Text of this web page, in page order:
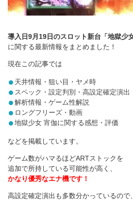
導入日9月19日のスロット新台「地獄少
に関する最新情報をまとめました！
現在この記事では
天井情報・狙い目・ヤメ時
スペック・設定判別・高設定確定演出
解析情報・ゲーム性解説
ロングフリーズ・動画
地獄少女 宵伽に関する感想・評価
などを掲載しています。
ゲーム数がハマるほどARTストックを
追加で所持している可能性が高く、
かなり優秀なエナ機です！
高設定確定演出も多数分かっているので、